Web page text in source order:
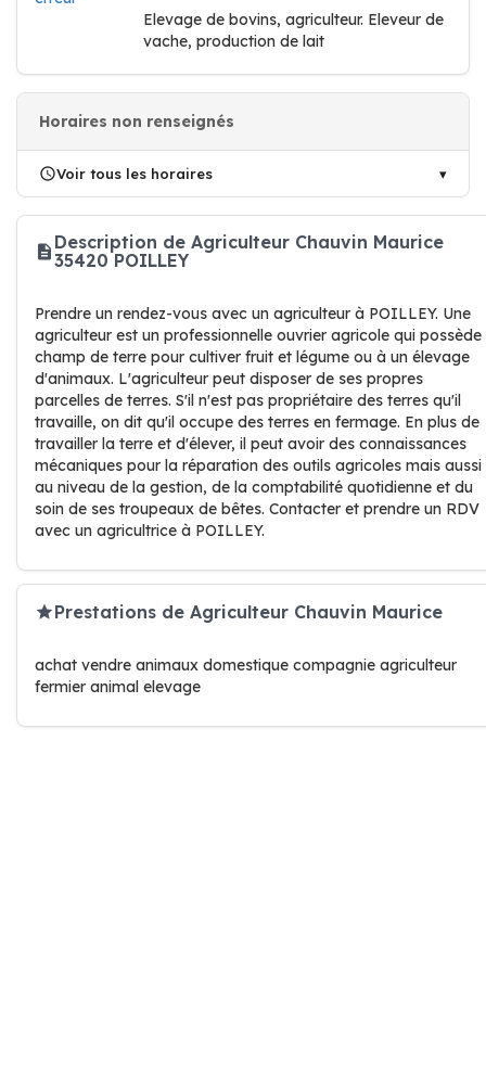
Elevage de bovins, agriculteur. Eleveur de
vache, production de lait
Horaires non renseignés
Voir tous les horaires
Description de Agriculteur Chauvin Maurice
35420 POILLEY
Prendre un rendez-vous avec un agriculteur à POILLEY. Une
agriculteur est un professionnelle ouvrier agricole qui possède
champ de terre pour cultiver fruit et légume ou à un élevage
d'animaux. L'agriculteur peut disposer de ses propres
parcelles de terres. S'il n'est pas propriétaire des terres qu'il
travaille, on dit qu'il occupe des terres en fermage. En plus de
travailler la terre et d'élever, il peut avoir des connaissances
mécaniques pour la réparation des outils agricoles mais aussi
au niveau de la gestion, de la comptabilité quotidienne et du
soin de ses troupeaux de bêtes. Contacter et prendre un RDV
avec un agricultrice à POILLEY.
Prestations de Agriculteur Chauvin Maurice
achat vendre animaux domestique compagnie agriculteur
fermier animal elevage